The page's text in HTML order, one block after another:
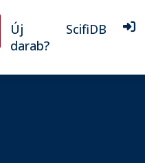
Új
darab?
ScifiDB